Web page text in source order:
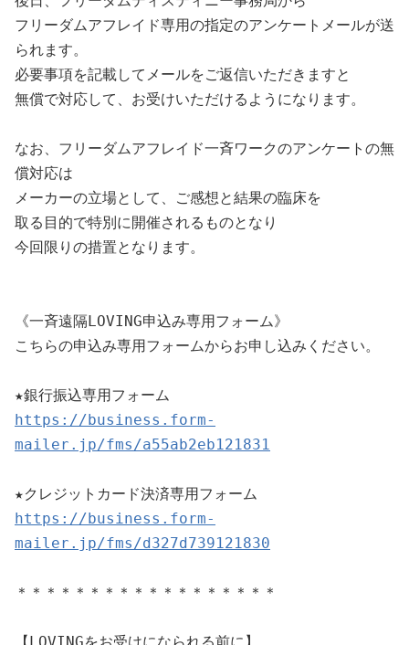
フリーダムアフレイド専用の指定のアンケートメールが送
られます。
必要事項を記載してメールをご返信いただきますと
無償で対応して、お受けいただけるようになります。
なお、フリーダムアフレイド一斉ワークのアンケートの無
償対応は
メーカーの立場として、ご感想と結果の臨床を
取る目的で特別に開催されるものとなり
今回限りの措置となります。
《一斉遠隔LOVING申込み専用フォーム》
こちらの申込み専用フォームからお申し込みください。
https://business.form-
mailer.jp/fms/a55ab2eb121831
https://business.form-
mailer.jp/fms/d327d739121830
＊＊＊＊＊＊＊＊＊＊＊＊＊＊＊＊＊＊
【LOVINGをお受けになられる前に】